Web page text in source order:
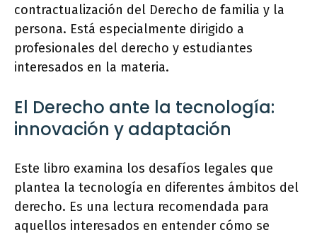
contractualización del Derecho de familia y la
persona. Está especialmente dirigido a
profesionales del derecho y estudiantes
interesados en la materia.
El Derecho ante la tecnología:
innovación y adaptación
Este libro examina los desafíos legales que
plantea la tecnología en diferentes ámbitos del
derecho. Es una lectura recomendada para
aquellos interesados en entender cómo se